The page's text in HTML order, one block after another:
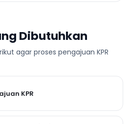
Dibutuhkan
agar proses pengajuan KPR
KPR